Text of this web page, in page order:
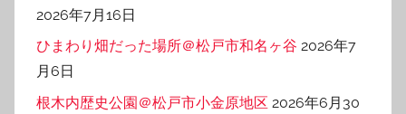
2026年7月16日
ひまわり畑だった場所＠松戸市和名ヶ谷 2026年7
月6日
根木内歴史公園＠松戸市小金原地区 2026年6月30